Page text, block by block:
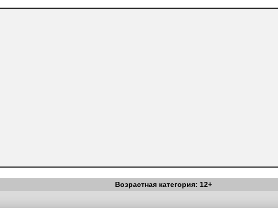
Возрастная категория: 12+
Copyright (c) |Вестник Педагога|Об издании|Условия|Политика